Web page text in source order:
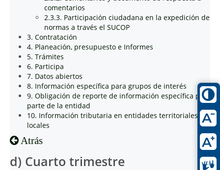
comentarios
2.3.3. Participación ciudadana en la expedición de
normas a través el SUCOP
3. Contratación
4. Planeación, presupuesto e Informes
5. Trámites
6. Participa
7. Datos abiertos
8. Información específica para grupos de interés
9. Obligación de reporte de información específica por
parte de la entidad
10. Información tributaria en entidades territoriales
locales
Atrás
d) Cuarto trimestre